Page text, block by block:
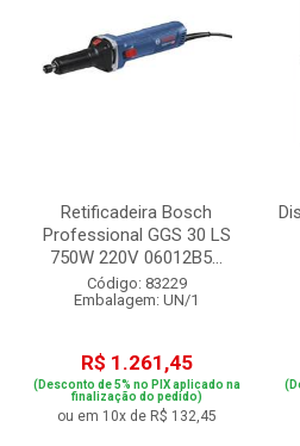
Retificadeira Bosch
Professional GGS 30 LS
750W 220V 06012B5...
Código: 83229
Embalagem: UN/1
R$ 1.261,45
(Desconto de 5% no PIX aplicado na
finalização do pedido)
ou em 10x de R$ 132,45